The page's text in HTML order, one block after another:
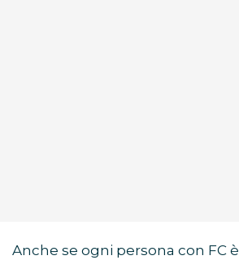
Anche se ogni persona con FC